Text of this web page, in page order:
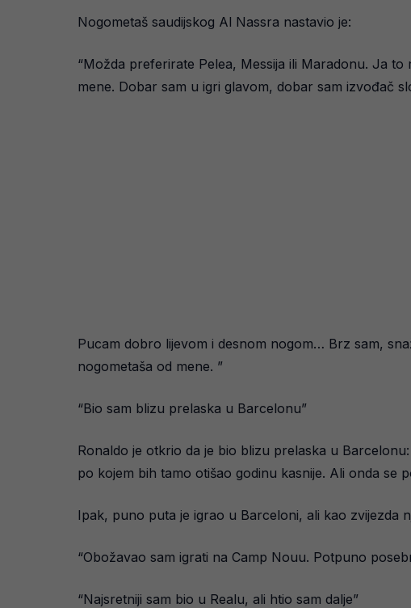
Nogometaš saudijskog Al Nassra nastavio je:
“Možda preferirate Pelea, Messija ili Maradonu. Ja to
mene. Dobar sam u igri glavom, dobar sam izvođač
Pucam dobro lijevom i desnom nogom… Brz sam,
nogometaša od mene. ”
“Bio sam blizu prelaska u Barcelonu”
Ronaldo je otkrio da je bio blizu prelaska u
po kojem bih tamo otišao godinu kasnije. Ali onda se
Ipak, puno puta je igrao u Barceloni, ali kao zvijezda
“Obožavao sam igrati na Camp Nouu. Potpuno
“Najsretniji sam bio u Realu, ali htio sam dalje”